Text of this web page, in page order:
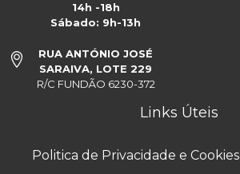
14h -18h
Sábado: 9h-13h
RUA ANTÓNIO JOSÉ
SARAIVA, LOTE 229
R/C FUNDÃO 6230-372
Links Úteis
Politica de Privacidade e Cookies